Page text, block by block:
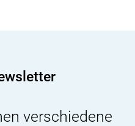
verschiedene